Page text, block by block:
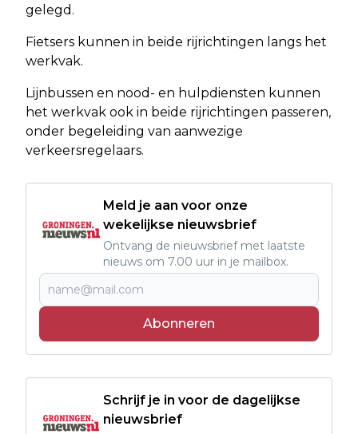
gelegd.
Fietsers kunnen in beide rijrichtingen langs het
werkvak.
Lijnbussen en nood- en hulpdiensten kunnen
het werkvak ook in beide rijrichtingen passeren,
onder begeleiding van aanwezige
verkeersregelaars.
Meld je aan voor onze
wekelijkse nieuwsbrief
Ontvang de nieuwsbrief met laatste
nieuws om 7.00 uur in je mailbox.
Abonneren
Schrijf je in voor de dagelijkse
nieuwsbrief